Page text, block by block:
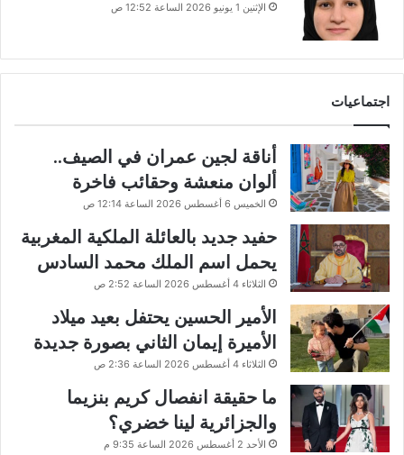
الإثنين 1 يونيو 2026 الساعة 12:52 ص
اجتماعيات
أناقة لجين عمران في الصيف..
ألوان منعشة وحقائب فاخرة
الخميس 6 أغسطس 2026 الساعة 12:14 ص
حفيد جديد بالعائلة الملكية المغربية
يحمل اسم الملك محمد السادس
الثلاثاء 4 أغسطس 2026 الساعة 2:52 ص
الأمير الحسين يحتفل بعيد ميلاد
الأميرة إيمان الثاني بصورة جديدة
الثلاثاء 4 أغسطس 2026 الساعة 2:36 ص
ما حقيقة انفصال كريم بنزيما
والجزائرية لينا خضري؟
الأحد 2 أغسطس 2026 الساعة 9:35 م